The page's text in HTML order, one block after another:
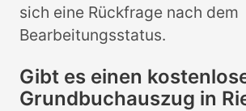
sich eine Rückfrage nach dem
Bearbeitungsstatus.
Gibt es einen
Grundbuchauszug in